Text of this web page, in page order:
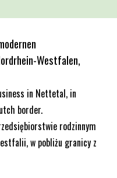
Westfalen,
in Nettetal, in
border.
rodzinnym
w pobliżu granicy z